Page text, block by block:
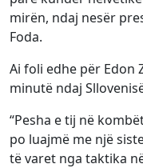
mirën, ndaj nesër
Foda.
Ai foli edhe për Edon
minutë ndaj
“Pesha e tij në
po luajmë me një
të varet nga taktika